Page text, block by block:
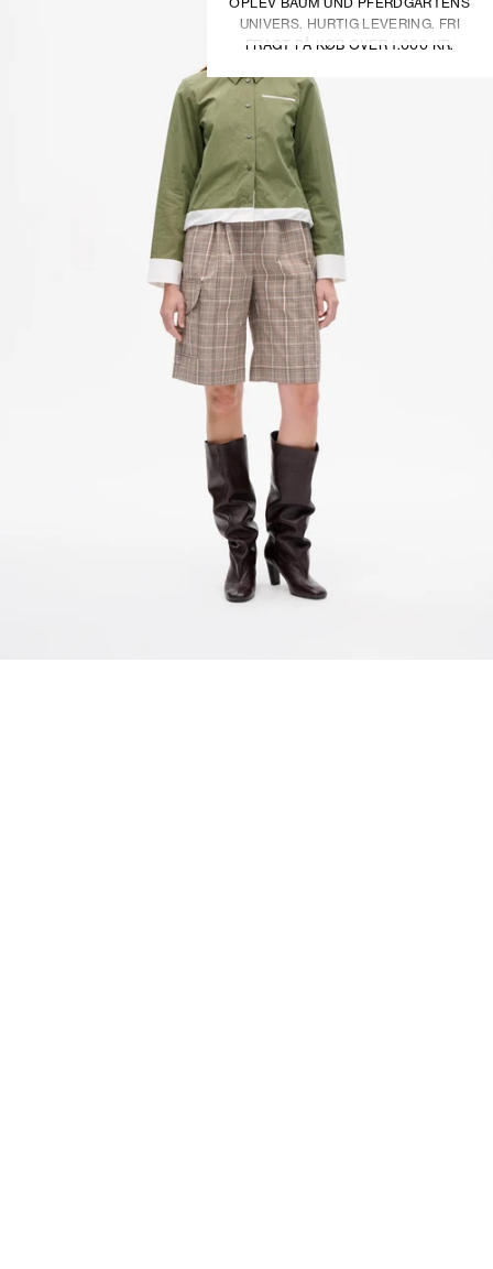
UNIVERS. HURTIG LEVERING. FRI
FRAGT PÅ KØB OVER 1.000 KR.